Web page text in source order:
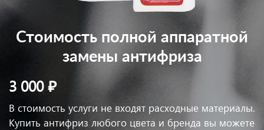
Стоимость полной аппаратной
замены антифриза
3 000 ₽
В стоимость услуги не входят расходные материалы.
Купить антифриз любого цвета и бренда вы можете